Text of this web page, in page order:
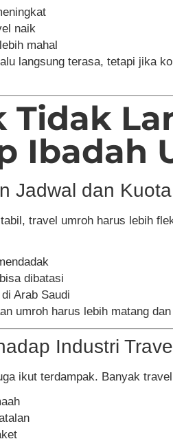
naik
mahal
langsung terasa, tetapi jika
Tidak
Ibadah
Jadwal dan Kuota
travel umroh harus lebih
dibatasi
Arab Saudi
umroh harus lebih matang
Industri
ikut terdampak. Banyak